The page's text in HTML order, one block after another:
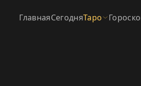
ГлавнаяСегодняТаро